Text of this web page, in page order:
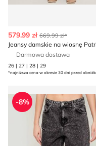
579.99 zł 669.99 zł*
Darmowa dostawa
26 | 27 | 28 | 29
*najniższa cena w okresie 30 dni przed
Hugo Blue - Jeansy
-8%